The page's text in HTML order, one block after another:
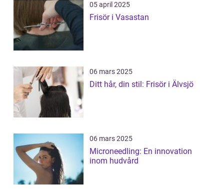
05 april 2025
Frisör i Vasastan
06 mars 2025
Ditt hår, din stil: Frisör i Älvsjö
06 mars 2025
Microneedling: En innovation
inom hudvård